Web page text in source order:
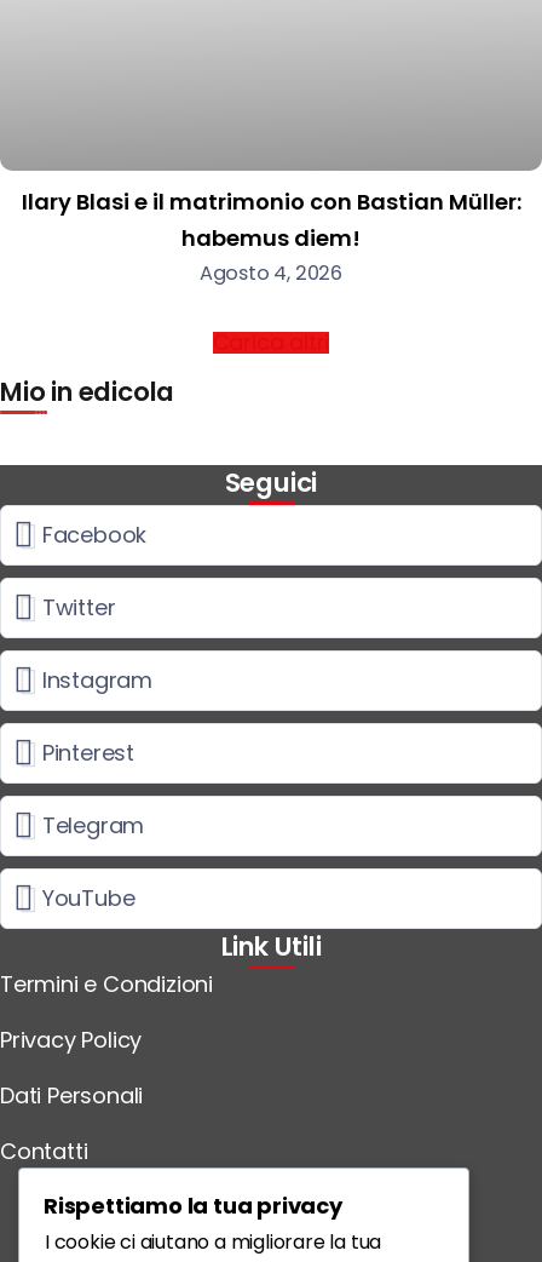
Ilary Blasi e il matrimonio con Bastian Müller:
habemus diem!
Agosto 4, 2026
Mio in edicola
Seguici
Facebook
Twitter
Instagram
Pinterest
Telegram
YouTube
Link Utili
Termini e Condizioni
Privacy Policy
Dati Personali
Contatti
Scarica l'App
Rispettiamo la tua privacy
I cookie ci aiutano a migliorare la tua